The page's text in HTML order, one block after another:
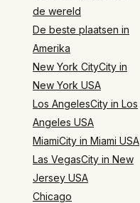
de wereld
De beste plaatsen in
Amerika
New York CityCity in
New York USA
Los AngelesCity in Los
Angeles USA
MiamiCity in Miami USA
Las VegasCity in New
Jersey USA
Chicago